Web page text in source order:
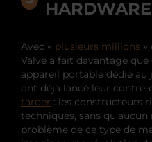
Avec « plusieurs millions »
Valve a fait davantage
appareil portable dédié au
ont déjà lancé leur contre-
tarder : les constructeurs
techniques, sans
problème de ce type de